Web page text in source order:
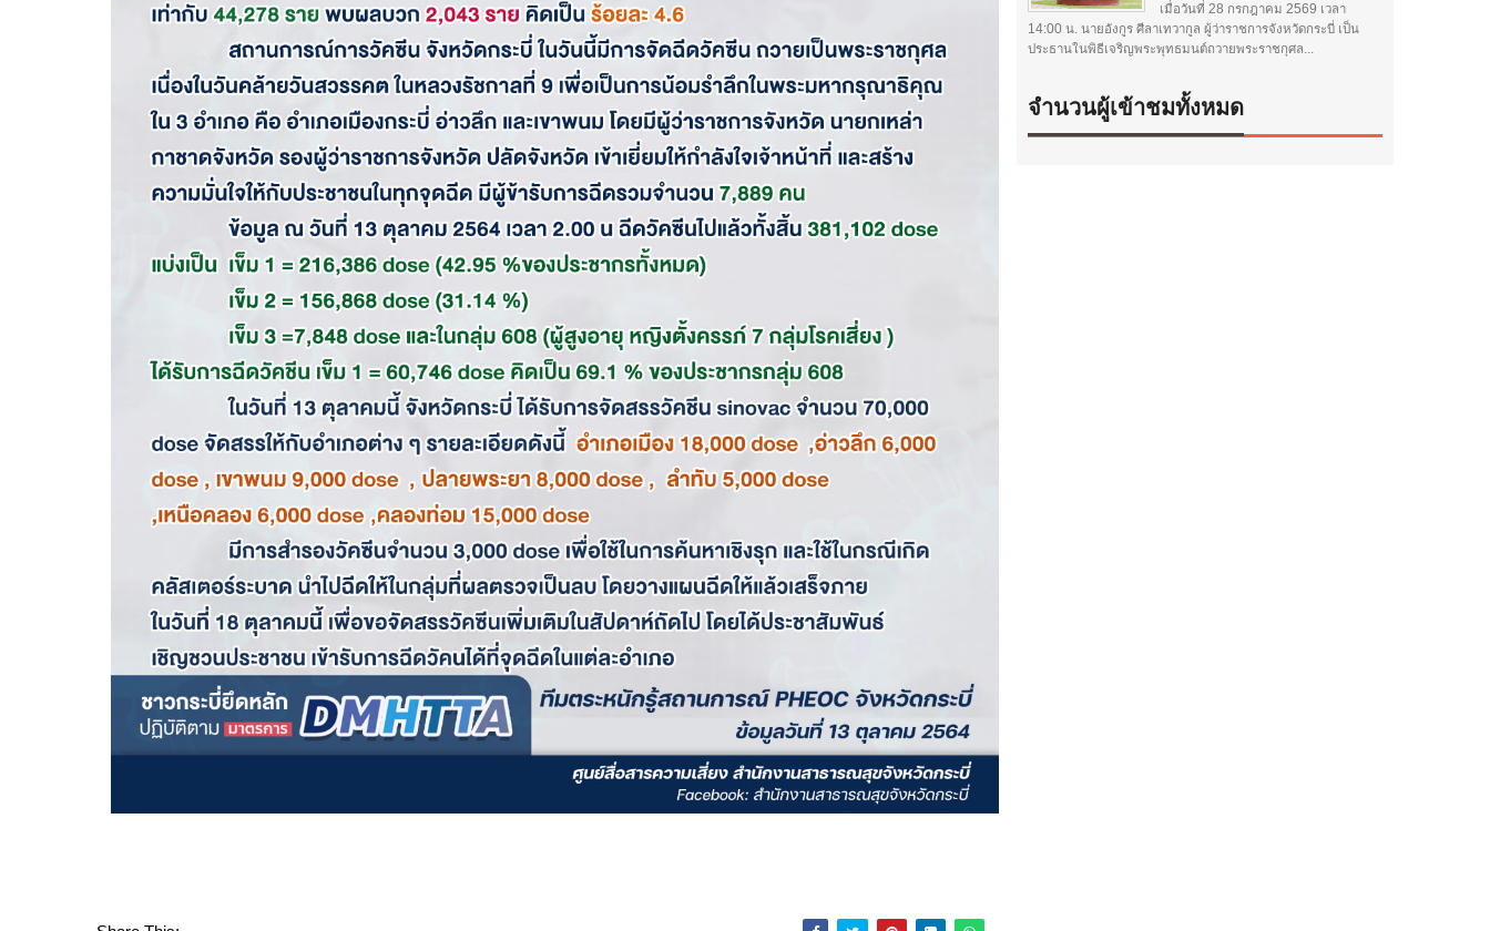
เมื่อวันที่ 28 กรกฎาคม 2569 เวลา
14:00 น. นายอังกูร ศีลาเทวากูล ผู้ว่าราชการจังหวัดกระบี่ เป็น
ประธานในพิธีเจริญพระพุทธมนต์ถวายพระราชกุศล...
จำนวนผู้เข้าชมทั้งหมด